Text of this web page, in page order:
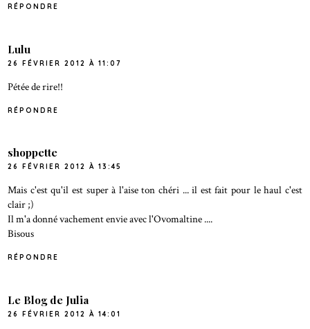
RÉPONDRE
Lulu
26 FÉVRIER 2012 À 11:07
Pétée de rire!!
RÉPONDRE
shoppette
26 FÉVRIER 2012 À 13:45
Mais c'est qu'il est super à l'aise ton chéri ... il est fait pour le haul c'est
clair ;)
Il m'a donné vachement envie avec l'Ovomaltine ....
Bisous
RÉPONDRE
Le Blog de Julia
26 FÉVRIER 2012 À 14:01